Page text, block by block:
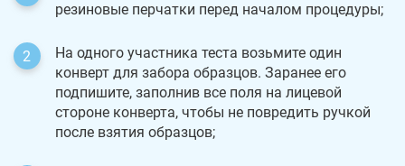
резиновые перчатки перед началом процедуры;
На одного участника теста возьмите один
конверт для забора образцов. Заранее его
подпишите, заполнив все поля на лицевой
стороне конверта, чтобы не повредить ручкой
после взятия образцов;